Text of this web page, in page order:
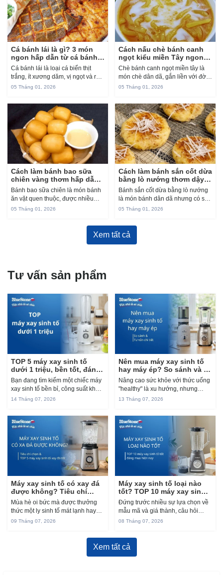
Cá bánh lái là gì? 3 món
ngon hấp dẫn từ cá bánh
lái
Cá bánh lái là loại cá biển thịt
trắng, ít xương dăm, vị ngọt và rất
dễ ăn khi chế biến đúng cách. Chỉ
trong bếp, bạn có thể...
05 Tháng 01, 2026
Cách nấu chè bánh canh
ngọt kiểu miền Tây ngon
chuẩn vị
Chè bánh canh ngọt miền tây là
món chè dân dã, gắn liền với đời
sống sinh hoạt của người miền
bánh canh làm từ bột gạo và...
05 Tháng 01, 2026
Cách làm bánh bao sữa
chiên vàng thơm hấp dẫn
cho bữa xế
Bánh bao sữa chiên là món bánh
ăn vặt quen thuộc, được nhiều
người yêu thích nhờ lớp vỏ vàng
mềm xốp, thơm mùi sữa bên
05 Tháng 01, 2026
Cách làm bánh sắn cốt dừa
bằng lò nướng thơm dậy
mùi
Bánh sắn cốt dừa bằng lò nướng
là món bánh dân dã nhưng có sức
hấp dẫn rất riêng nhờ vị ngọt dịu
cốt dừa và lớp mặt...
05 Tháng 01, 2026
Xem tất cả
Tư vấn sản phẩm
TOP 5 máy xay sinh tố
dưới 1 triệu, bền tốt, đáng
mua 2026
Bạn đang tìm kiếm một chiếc máy
xay sinh tố bền bỉ, công suất khỏe
để giải nhiệt mùa hè hoặc chuẩn
sách lại giới hạn dưới...
14 Tháng 07, 2026
Nên mua máy xay sinh tố
hay máy ép? So sánh và tư
vấn chi tiết
Nâng cao sức khỏe với thức uống
"healthy" là xu hướng, nhưng
đứng giữa nhiều sự lựa chọn,
ép” vẫn là câu hỏi khiến nhiều
người đau...
13 Tháng 07, 2026
Máy xay sinh tố có xay đá
được không? Tiêu chí
chọn và TOP 5 máy tốt
Mùa hè oi bức mà được thưởng
thức một ly sinh tố mát lạnh hay
một cốc đồ uống đá xay sánh mịn
09 Tháng 07, 2026
Máy xay sinh tố loại nào
tốt? TOP 10 máy xay sinh
tố tốt, đáng mua hiện nay
Đứng trước nhiều sự lựa chọn về
mẫu mã và giá thành, câu hỏi
“máy xay sinh tố loại nào tốt, dùng
toán khiến không ít chị em...
08 Tháng 07, 2026
Xem tất cả